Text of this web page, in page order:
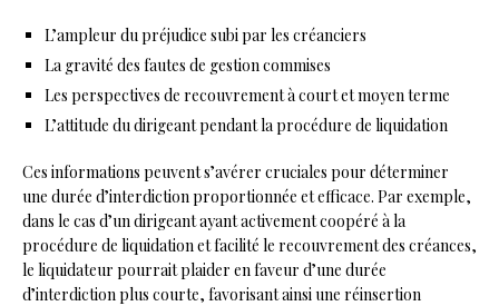
L’ampleur du préjudice subi par les créanciers
La gravité des fautes de gestion commises
Les perspectives de recouvrement à court et moyen terme
L’attitude du dirigeant pendant la procédure de liquidation
Ces informations peuvent s’avérer cruciales pour déterminer
une durée d’interdiction proportionnée et efficace. Par exemple,
dans le cas d’un dirigeant ayant activement coopéré à la
procédure de liquidation et facilité le recouvrement des créances,
le liquidateur pourrait plaider en faveur d’une durée
d’interdiction plus courte, favorisant ainsi une réinsertion